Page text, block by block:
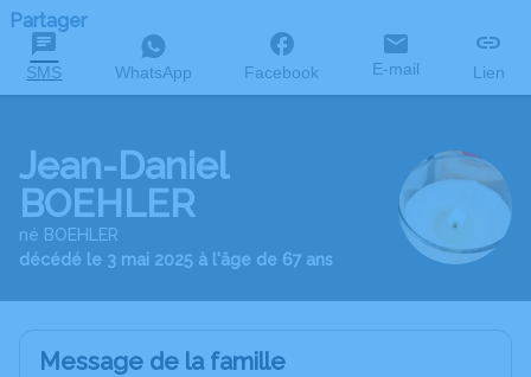
Partager
SMS WhatsApp Facebook E-mail Lien
Jean-Daniel
BOEHLER
né BOEHLER
décédé le 3 mai 2025 à l'âge de 67 ans
Message de la famille